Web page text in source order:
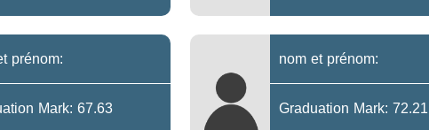
prénom:
Mark: 67.63
nom et prénom:
Graduation Mark: 72.21